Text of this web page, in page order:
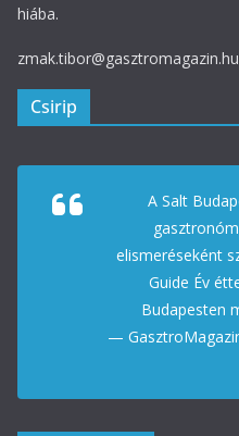
hiába.
Csirip
A Salt
elismeréseként
Guide Év
Budapesten
—